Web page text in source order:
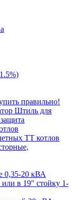
правильно!
Штиль для
ТТ котлов
0,35-20 кВА
в 19" стойку 1-